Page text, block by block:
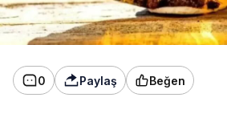
0 Paylaş Beğen